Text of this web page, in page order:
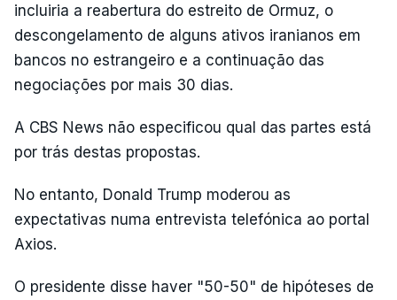
incluiria a reabertura do estreito de Ormuz, o
descongelamento de alguns ativos iranianos em
bancos no estrangeiro e a continuação das
negociações por mais 30 dias.
A CBS News não especificou qual das partes está
por trás destas propostas.
No entanto, Donald Trump moderou as
expectativas numa entrevista telefónica ao portal
Axios.
O presidente disse haver "50-50" de hipóteses de